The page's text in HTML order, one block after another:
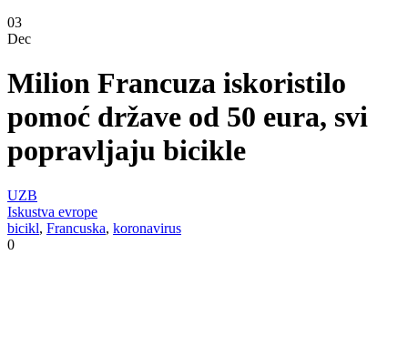
03
Dec
Milion Francuza iskoristilo
pomoć države od 50 eura, svi
popravljaju bicikle
UZB
Iskustva evrope
bicikl, Francuska, koronavirus
0